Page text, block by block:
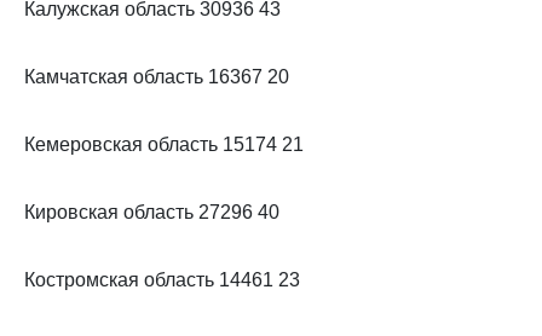
Калужская область 30936 43
Камчатская область 16367 20
Кемеровская область 15174 21
Кировская область 27296 40
Костромская область 14461 23